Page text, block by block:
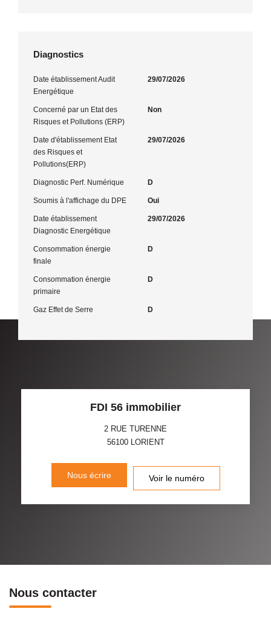
Diagnostics
Date établissement Audit
Energétique
29/07/2026
Concerné par un Etat des
Risques et Pollutions (ERP)
Non
Date d'établissement Etat
des Risques et
Pollutions(ERP)
29/07/2026
Diagnostic Perf. Numérique D
Soumis à l'affichage du DPE Oui
Date établissement
Diagnostic Energétique
29/07/2026
Consommation énergie
finale
D
Consommation énergie
primaire
D
Gaz Effet de Serre D
FDI 56 immobilier
2 RUE TURENNE
56100 LORIENT
Nous écrire Voir le numéro
Nous contacter